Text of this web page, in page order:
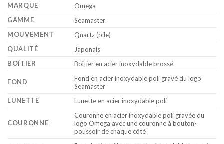
MARQUE
Omega
GAMME
Seamaster
MOUVEMENT
Quartz (pile)
QUALITÉ
Japonais
BOÎTIER
Boîtier en acier inoxydable brossé
FOND
Fond en acier inoxydable poli gravé du logo
Seamaster
LUNETTE
Lunette en acier inoxydable poli
COURONNE
Couronne en acier inoxydable poli gravée du
logo Omega avec une couronne à bouton-
poussoir de chaque côté